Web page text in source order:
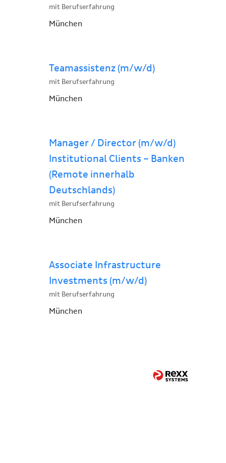
mit Berufserfahrung
München
Teamassistenz (m/w/d)
mit Berufserfahrung
München
Manager / Director (m/w/d)
Institutional Clients – Banken
(Remote innerhalb
Deutschlands)
mit Berufserfahrung
München
Associate Infrastructure
Investments (m/w/d)
mit Berufserfahrung
München